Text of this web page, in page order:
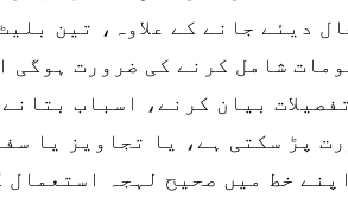
دیئے جانے کے علاوہ، تین
شامل کرنے کی ضرورت ہوگی
بیان کرنے، اسباب
پڑ سکتی ہے، یا تجاویز یا
خط میں صحیح لہجہ